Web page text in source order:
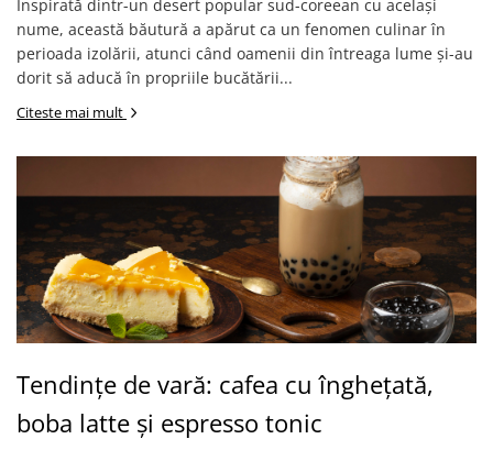
Inspirată dintr-un desert popular sud-coreean cu același
nume, această băutură a apărut ca un fenomen culinar în
perioada izolării, atunci când oamenii din întreaga lume și-au
dorit să aducă în propriile bucătării...
Citeste mai mult
Tendințe de vară: cafea cu înghețată,
boba latte și espresso tonic